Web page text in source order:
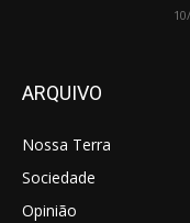
ARQUIVO
Nossa Terra
Sociedade
Opinião